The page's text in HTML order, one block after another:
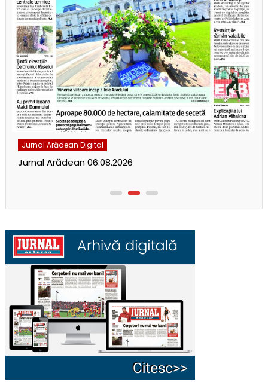
Jurnal Arădean Digital
Jurnal Arădean 06.08.2026